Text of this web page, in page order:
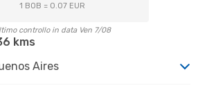
1 BOB = 0.07 EUR
controllo in data Ven 7/08
kms
Aires